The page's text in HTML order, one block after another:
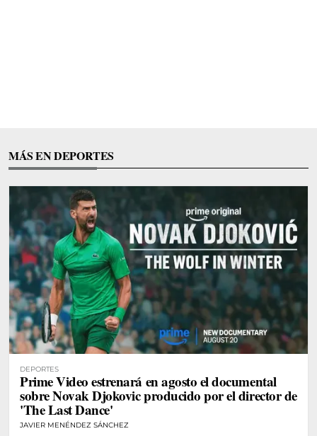
MÁS EN DEPORTES
DEPORTES
Prime Video estrenará en agosto el documental
sobre Novak Djokovic producido por el director de
'The Last Dance'
JAVIER MENÉNDEZ SÁNCHEZ